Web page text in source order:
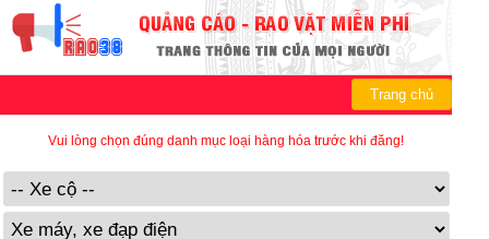
Trang chủ
Vui lòng chọn đúng danh mục loại hàng hóa trước khi đăng!